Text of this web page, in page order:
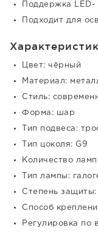
Поддержка LED-
Подходит для
Цвет: чёрный
Материал:
Стиль:
Форма: шар
Тип подвеса:
Тип цоколя: G9
Количество
Тип лампы:
Степень защиты:
Способ
Регулировка по